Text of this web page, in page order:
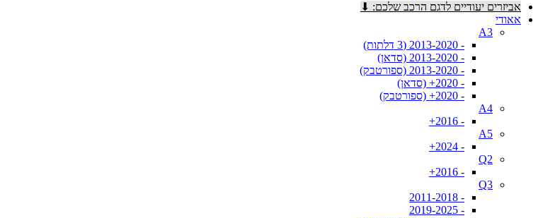
אביזרים יעודיים לדגם הרכב שלכם: ⬇
אאודי
A3
- 2013-2020 (3 דלתות)
- 2013-2020 (סדאן)
- 2013-2020 (ספורטבק)
- 2020+ (סדאן)
- 2020+ (ספורטבק)
A4
- 2016+
A5
- 2024+
Q2
- 2016+
Q3
- 2011-2018
- 2019-2025